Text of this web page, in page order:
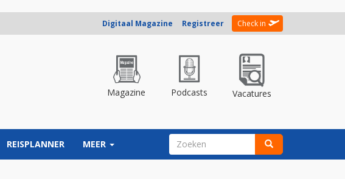
Digitaal Magazine Registreer Check in
Magazine Podcasts Vacatures
REISPLANNER MEER ZOEKVELD